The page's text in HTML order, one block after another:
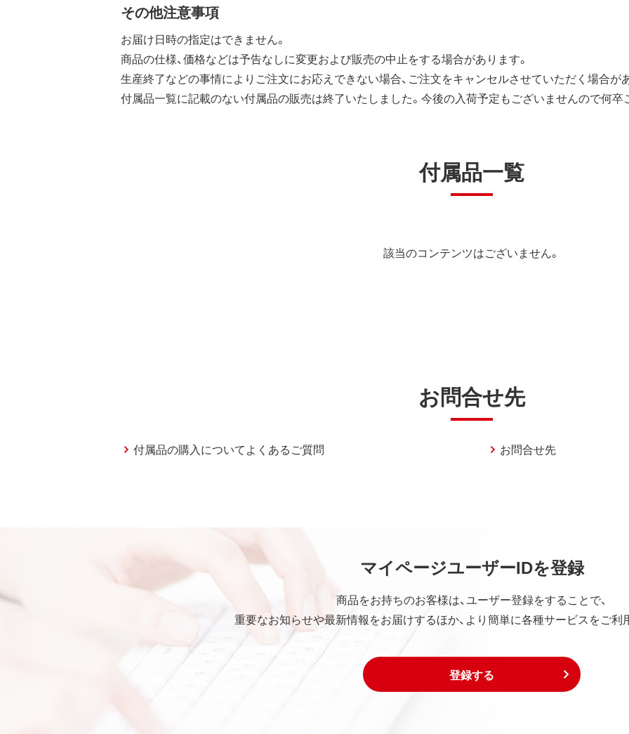
その他注意事項
お届け日時の指定はできません。
商品の仕様、価格などは予告なしに変更および販売の中止をする場合があります。
生産終了などの事情によりご注文にお応えできない場合、ご注文をキャンセルさせていただく場合が
付属品一覧に記載のない付属品の販売は終了いたしました。今後の入荷予定もございませんので何卒
付属品一覧
該当のコンテンツはございません。
お問合せ先
付属品の購入についてよくあるご質問 お問合せ先
マイページユーザーIDを登録
商品をお持ちのお客様は、ユーザー登録をすることで、
重要なお知らせや最新情報をお届けするほか、より簡単に各種サービスをご利
登録する